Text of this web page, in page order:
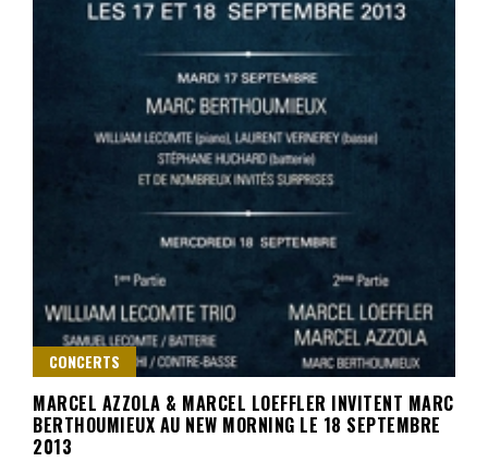
CONCERTS
MARCEL AZZOLA & MARCEL LOEFFLER INVITENT MARC
BERTHOUMIEUX AU NEW MORNING LE 18 SEPTEMBRE
2013